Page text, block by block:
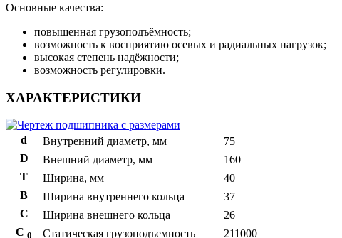
Основные качества:
повышенная грузоподъёмность;
возможность к восприятию осевых и радиальных нагрузок;
высокая степень надёжности;
возможность регулировки.
ХАРАКТЕРИСТИКИ
d Внутренний диаметр, мм
75
D
Внешний диаметр, мм
160
T
Ширина, мм
40
B
Ширина внутреннего кольца
37
С
Ширина внешнего кольца
26
С 0 Статическая грузоподъемность 211000